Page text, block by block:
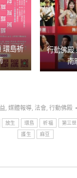
環島祈
行動佛殿
南
, 媒體報導, 法會, 行動佛殿
放生 環島 祈福 第三
護生 麻豆